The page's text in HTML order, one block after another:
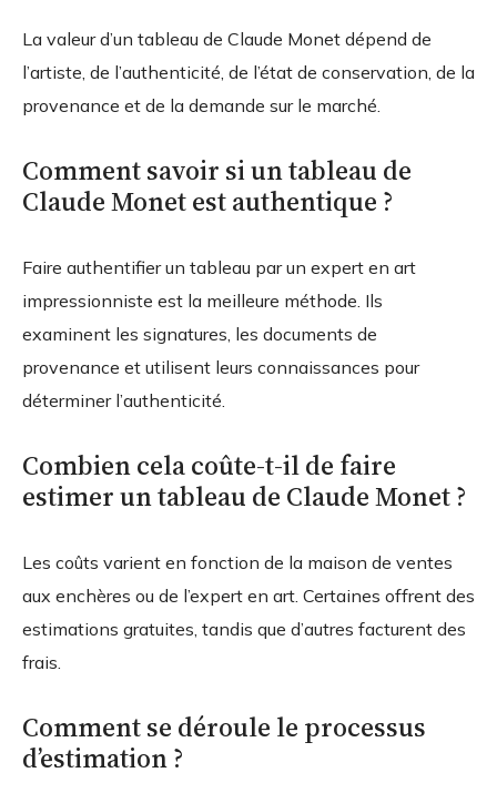
La valeur d’un tableau de Claude Monet dépend de
l’artiste, de l’authenticité, de l’état de conservation, de la
provenance et de la demande sur le marché.
Comment savoir si un tableau de
Claude Monet est authentique ?
Faire authentifier un tableau par un expert en art
impressionniste est la meilleure méthode. Ils
examinent les signatures, les documents de
provenance et utilisent leurs connaissances pour
déterminer l’authenticité.
Combien cela coûte-t-il de faire
estimer un tableau de Claude Monet ?
Les coûts varient en fonction de la maison de ventes
aux enchères ou de l’expert en art. Certaines offrent des
estimations gratuites, tandis que d’autres facturent des
frais.
Comment se déroule le processus
d’estimation ?